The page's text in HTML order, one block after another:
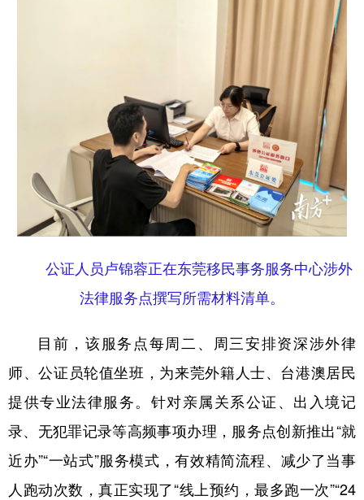
福建
河南 湖北 湖南
广西 海南 重庆
贵州 云南 西藏
陕西 青海 宁夏
新疆 内蒙古 黑龙江
多语种频道
English Español Français عربى
Русский язык 日本語 한국어
Deutsch Português
公证人员卢锦蓉正在东莞移民事务服务中心涉外
法律服务点撰写所需材料清单。
目前，该服务点每周二、周三安排资深涉外律
师、公证员轮值坐班，为来莞外籍人士、台港澳居民
提供专业法律服务。针对亲属关系公证、出入境记
录、无犯罪记录等高频事项办理，服务点创新推出“就
近办”“一站式”服务模式，有效精简流程、减少了当事
人跑动次数，真正实现了“线上预约，最多跑一次”“24